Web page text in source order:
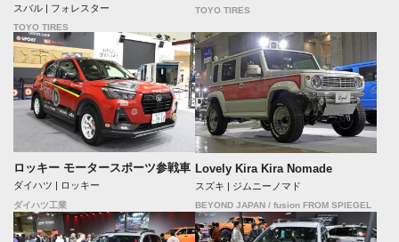
スバル | フォレスター
TOYO TIRES
TOYO TIRES
ロッキー モータースポーツ参戦車
ダイハツ | ロッキー
ダイハツ工業
Lovely Kira Kira Nomade
スズキ | ジムニーノマド
BEYOND JAPAN / fusion FROM SPIEGEL